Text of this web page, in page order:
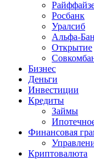
Росбанк
Уралсиб
Альфа-
Открытие
Бизнес
Деньги
Инвестиции
Кредиты
Займы
Финансовая
Криптовалюта